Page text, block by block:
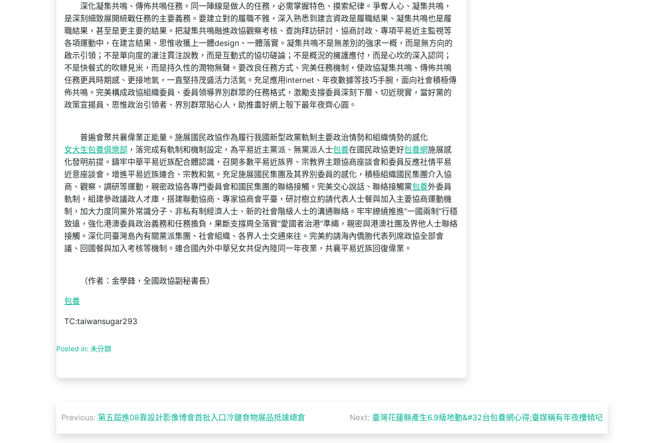
深化凝集共鳴、傳佈共鳴任務。同一陣線是做人的任務，必需掌握特色、摸索紀律。爭奪人心、凝集共鳴，
是深刻細致展開統戰任務的主要義務。要建立對的履職不雅，深入熟悉到建言資政是履職結果、凝集共鳴也是履
職結果，甚至是更主要的結果。把凝集共鳴融進政協觀察考核、查詢拜訪研討、協商討政、專項平易近主監視等
各項運動中，在建言結果、思惟收獲上一體design、一體落實。凝集共鳴不是無差別的強求一概，而是無方向的
啟示引領；不是單向度的灌注貫注說教，而是互動式的協切磋論；不是概況的擁護應付，而是心坎的深入認同；
不是快餐式的吹糠見米，而是持久性的潤物無聲。要改良任務方式、完美任務機制，使政協凝集共鳴、傳佈共鳴
任務更具時期感、更接地氣，一直堅持茂盛活力活氣。充足應用internet、年夜數據等技巧手腕，面向社會積極傳
佈共鳴。完美構成政協組織委員、委員領導界別群眾的任務格式，激勵支撐委員深刻下層、切近現實，當好黨的
政策宣揚員、思惟政治引領者、界別群眾貼心人，助推畫好網上彀下最年夜齊心圓。
普遍會聚共襄偉業正能量。施展國民政協作為履行我國新型政黨軌制主要政治情勢和組織情勢的感化
女大生包養俱樂部 ，落完成有軌制和機制設定，為平易近主黨派、無黨派人士包養在國民政協更好包養網施展感
化發明前提。鑄牢中華平易近族配合體認識，召開多數平易近族界、宗教界主題協商座談會和委員反應社情平易
近意座談會，增進平易近族連合、宗教和氣。充足施展國民集團及其界別委員的感化，積極組織國民集團介入協
商、觀察、調研等運動，親密政協各專門委員會和國民集團的聯絡接觸。完美交心說話、聯絡接觸黨包養外委員
軌制，組建參政議政人才庫，搭建聯動協商、專家協商會平臺，研討樹立約請代表人士餐與加入主要協商運動機
制，加大力度同黨外常識分子、非私有制經濟人士、新的社會階級人士的溝通聯絡。牢牢繚繞推進“一國兩制”行穩
致遠，強化港澳委員政治義務和任務擔負，果斷支撐周全落實“愛國者治港”準繩，親密與港澳社團及界他人士聯絡
接觸。深化同臺灣島內有關黨派集團、社會組織、各界人士交通來往。完美約請海內僑胞代表列席政協全部會
議、回國餐與加入考核等機制。連合國內外中華兒女共促內陸同一年夜業，共襄平易近族回復偉業。
（作者：金學鋒，全國政協副秘書長）
包養
TC:taiwansugar293
Posted in: 未分類
文
章
Previous: 第五屆進08靠設計影像博會首批入口冷鏈食物展品抵達總倉 Next: 臺灣花蓮縣產生6.9級地動&#32台包養網心得;臺媒稱有年夜樓傾圮